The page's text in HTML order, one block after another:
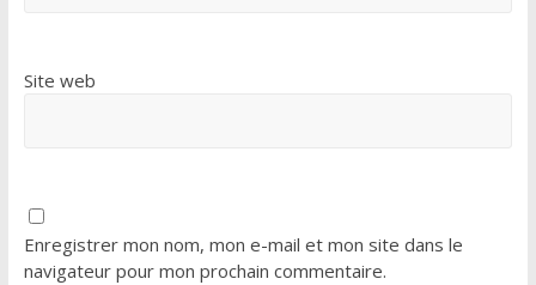
Site web
Enregistrer mon nom, mon e-mail et mon site dans le
navigateur pour mon prochain commentaire.